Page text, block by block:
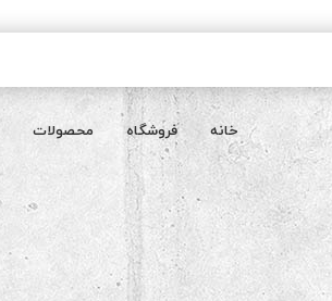
خانه فروشگاه محصولات